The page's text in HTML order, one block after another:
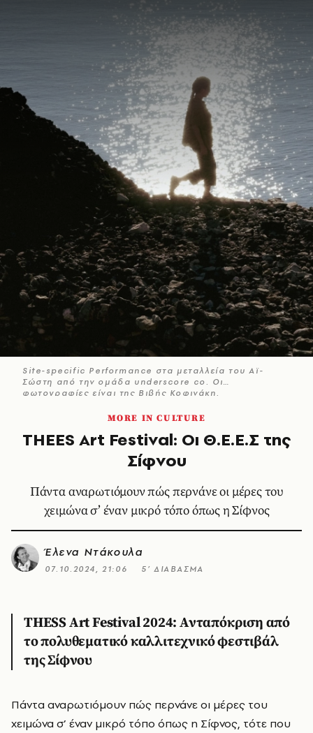
Site-specific Performance στα μεταλλεία του Αϊ-
Σώστη από την ομάδα underscore co. Oι
φωτογραφίες είναι της Βιβής Κοφινάκη.
MORE IN CULTURE
THEES Art Festival: Οι Θ.Ε.Ε.Σ της
Σίφνου
Πάντα αναρωτιόμουν πώς περνάνε οι μέρες του
χειμώνα σ’ έναν μικρό τόπο όπως η Σίφνος
Έλενα Ντάκουλα
07.10.2024, 21:06 5’ ΔΙΑΒΑΣΜΑ
THESS Art Festival 2024: Ανταπόκριση από
το πολυθεματικό καλλιτεχνικό φεστιβάλ
της Σίφνου
Πάντα αναρωτιόμουν πώς περνάνε οι μέρες του
χειμώνα σ’ έναν μικρό τόπο όπως η Σίφνος, τότε που